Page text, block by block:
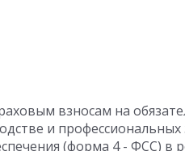
взносам на
и
(форма 4 - ФСС) в